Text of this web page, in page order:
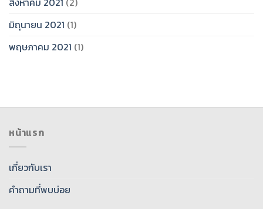
มิถุนายน 2021 (1)
พฤษภาคม 2021 (1)
หน้าแรก
เกี่ยวกับเรา
คำถามที่พบบ่อย